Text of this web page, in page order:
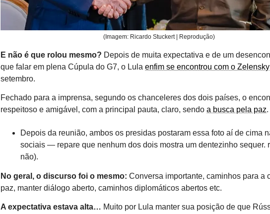
(Imagem: Ricardo Stuckert | Reprodução)
E não é que rolou mesmo? Depois de muita expectativa e de um
que falar em plena Cúpula do G7, o Lula enfim se encontrou com o Zelensky
setembro.
Fechado para a imprensa, segundo os chanceleres dos dois países, o
respeitoso e amigável, com a principal pauta, claro, sendo a busca pela paz.
Depois da reunião, ambos os presidas postaram essa foto aí de cima
sociais — repare que nenhum dos dois mostra um dentezinho sequer.
não).
No geral, o discurso foi o mesmo: Conversa importante, caminhos para a
paz, manter diálogo aberto, caminhos diplomáticos abertos etc.
A expectativa estava alta… Muito por Lula manter sua posição de que